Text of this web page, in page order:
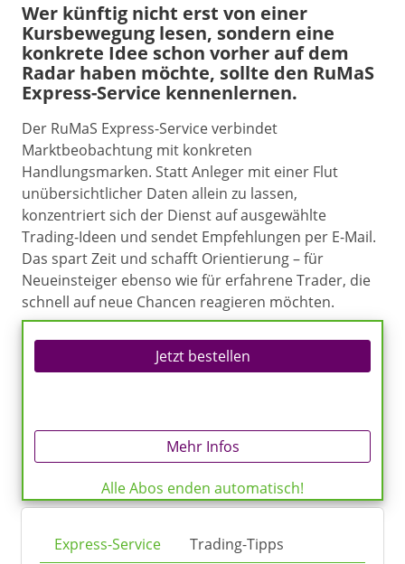
Wer künftig nicht erst von einer
Kursbewegung lesen, sondern eine
konkrete Idee schon vorher auf dem
Radar haben möchte, sollte den RuMaS
Express-Service kennenlernen.
Der RuMaS Express-Service verbindet
Marktbeobachtung mit konkreten
Handlungsmarken. Statt Anleger mit einer Flut
unübersichtlicher Daten allein zu lassen,
konzentriert sich der Dienst auf ausgewählte
Trading-Ideen und sendet Empfehlungen per E-Mail.
Das spart Zeit und schafft Orientierung – für
Neueinsteiger ebenso wie für erfahrene Trader, die
schnell auf neue Chancen reagieren möchten.
Jetzt bestellen
Mehr Infos
Alle Abos enden automatisch!
Express-Service Trading-Tipps